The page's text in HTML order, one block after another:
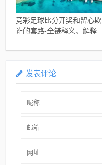
竞彩足球比分开奖和留心欺
诈的套路-全链释义、解释与
发表评论